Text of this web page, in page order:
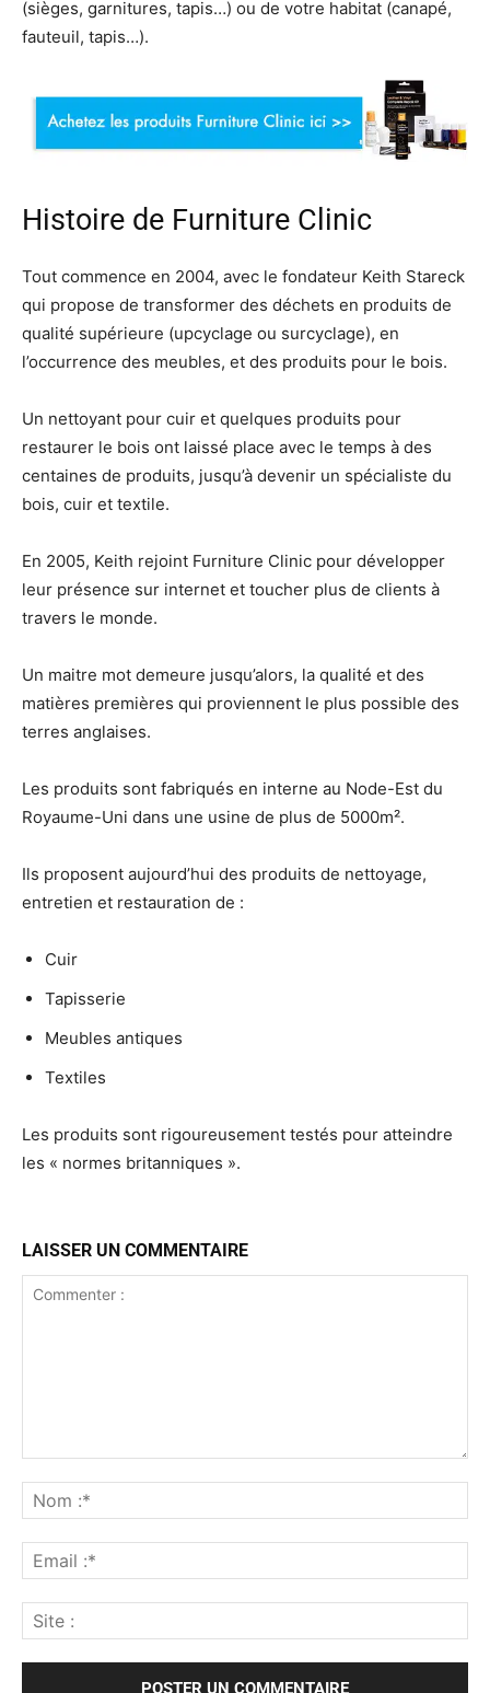
(sièges, garnitures, tapis…) ou de votre habitat (canapé,
fauteuil, tapis…).
Histoire de Furniture Clinic
Tout commence en 2004, avec le fondateur Keith Stareck
qui propose de transformer des déchets en produits de
qualité supérieure (upcyclage ou surcyclage), en
l’occurrence des meubles, et des produits pour le bois.
Un nettoyant pour cuir et quelques produits pour
restaurer le bois ont laissé place avec le temps à des
centaines de produits, jusqu’à devenir un spécialiste du
bois, cuir et textile.
En 2005, Keith rejoint Furniture Clinic pour développer
leur présence sur internet et toucher plus de clients à
travers le monde.
Un maitre mot demeure jusqu’alors, la qualité et des
matières premières qui proviennent le plus possible des
terres anglaises.
Les produits sont fabriqués en interne au Node-Est du
Royaume-Uni dans une usine de plus de 5000m².
Ils proposent aujourd’hui des produits de nettoyage,
entretien et restauration de :
Cuir
Tapisserie
Meubles antiques
Textiles
Les produits sont rigoureusement testés pour atteindre
les « normes britanniques ».
LAISSER UN COMMENTAIRE